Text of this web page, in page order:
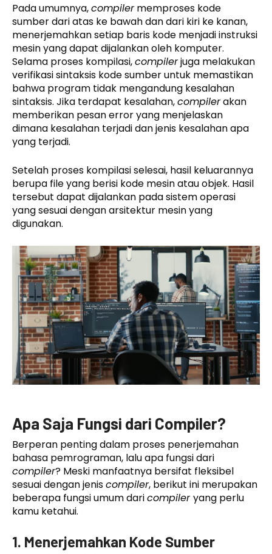
Pada umumnya,compilermemproses kode
sumber dari atas ke bawah dan dari kiri ke kanan,
menerjemahkan setiap baris kode menjadi instruksi
mesin yang dapat dijalankan oleh komputer.
Selama proses kompilasi,compilerjuga melakukan
verifikasi sintaksis kode sumber untuk memastikan
bahwa program tidak mengandung kesalahan
sintaksis. Jika terdapat kesalahan,compilerakan
memberikan pesan error yang menjelaskan
dimana kesalahan terjadi dan jenis kesalahan apa
yang terjadi.
Setelah proses kompilasi selesai, hasil keluarannya
berupa file yang berisi kode mesin atau objek. Hasil
tersebut dapat dijalankan pada sistem operasi
yang sesuai dengan arsitektur mesin yang
digunakan.
Apa Saja Fungsi dari Compiler?
Berperan penting dalam proses penerjemahan
bahasa pemrograman, lalu apa fungsi dari
compiler? Meski manfaatnya bersifat fleksibel
sesuai dengan jeniscompiler, berikut ini merupakan
beberapa fungsi umum daricompileryang perlu
kamu ketahui.
1. Menerjemahkan Kode Sumber